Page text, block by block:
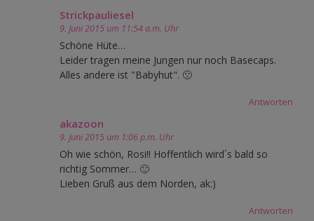
Strickpauliesel
9. Juni 2015 um 11:54 a.m. Uhr
Schöne Hüte…
Leider tragen meine Jungen nur noch Basecaps.
Alles andere ist "Babyhut". 🙁
Antworten
akazoon
9. Juni 2015 um 1:06 p.m. Uhr
Oh wie schön, Rosi!! Hoffentlich wird´s bald so
richtig Sommer… 🙂
Lieben Gruß aus dem Norden, ak:)
Antworten